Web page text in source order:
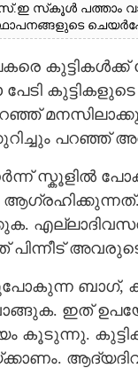
​സ്‌​കൂ​ൾ​ ​പ​ത്താം​
പറഞ്ഞ്
സ്കൂളിൽ
അവരുടെ
ബാഗ്,​
ഇത്
കൂടുന്നു.